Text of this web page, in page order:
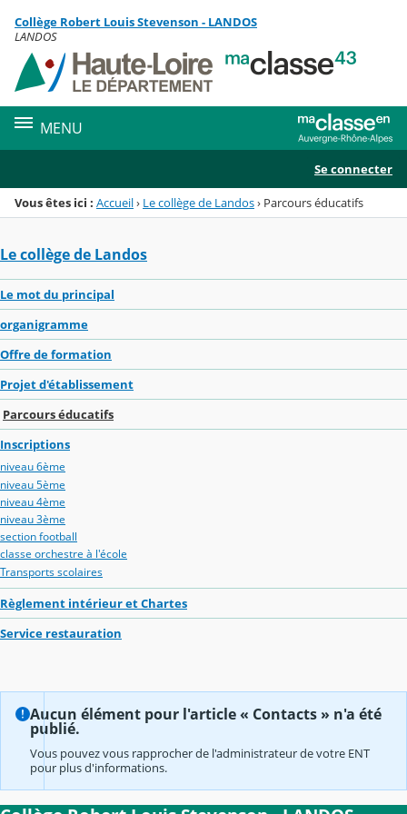
Menu de la rubrique
Contenu
Collège Robert Louis Stevenson - LANDOS
LANDOS
MENU
Se connecter
Vous êtes ici : Accueil› Le collège de Landos› Parcours éducatifs
Le collège de Landos
Le mot du principal
organigramme
Offre de formation
Projet d'établissement
Parcours éducatifs
Inscriptions
niveau 6ème
niveau 5ème
niveau 4ème
niveau 3ème
section football
classe orchestre à l'école
Transports scolaires
Règlement intérieur et Chartes
Service restauration
Aucun élément pour l'article « Contacts » n'a été
publié.
Vous pouvez vous rapprocher de l'administrateur de votre ENT
pour plus d'informations.